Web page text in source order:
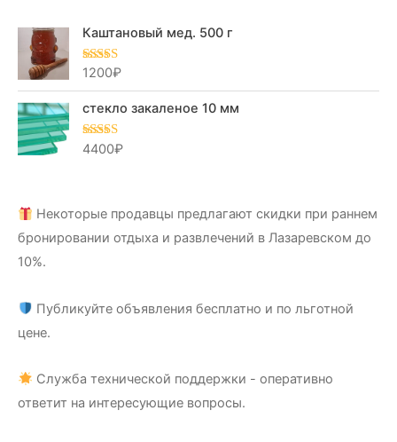
Каштановый мед. 500 г
Оценка
1200₽
стекло закаленое 10 мм
Оценка
4400₽
Некоторые продавцы предлагают скидки при раннем
бронировании отдыха и развлечений в Лазаревском до
10%.
Публикуйте объявления бесплатно и по льготной
цене.
Служба технической поддержки - оперативно
ответит на интересующие вопросы.